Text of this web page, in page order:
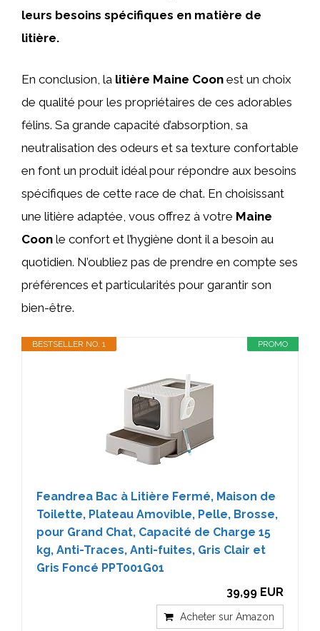
leurs besoins spécifiques en matière de
litière.
En conclusion, la litière Maine Coon est un choix
de qualité pour les propriétaires de ces adorables
félins. Sa grande capacité d’absorption, sa
neutralisation des odeurs et sa texture confortable
en font un produit idéal pour répondre aux besoins
spécifiques de cette race de chat. En choisissant
une litière adaptée, vous offrez à votre Maine
Coon le confort et l’hygiène dont il a besoin au
quotidien. N’oubliez pas de prendre en compte ses
préférences et particularités pour garantir son
bien-être.
PROMO
BESTSELLER NO. 1
Feandrea Bac à Litière Fermé, Maison de
Toilette, Plateau Amovible, Pelle, Brosse,
pour Grand Chat, Capacité de Charge 15
kg, Anti-Traces, Anti-fuites, Gris Clair et
Gris Foncé PPT001G01
39,99 EUR
Acheter sur Amazon